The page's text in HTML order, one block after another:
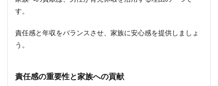
す。
責任感と年収をバランスさせ、家族に安心感を提供しましょ
う。
責任感の重要性と家族への貢献